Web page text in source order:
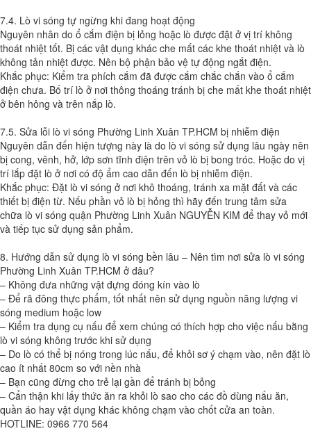
7.4. Lò vi sóng tự ngừng khi đang hoạt động
Nguyên nhân do ổ cắm điện bị lỏng hoặc lò được đặt ở vị trí không
thoát nhiệt tốt. Bị các vật dụng khác che mất các khe thoát nhiệt và lò
không tản nhiệt được. Nên bộ phận bảo vệ tự động ngắt điện.
Khắc phục: Kiểm tra phích cắm đã được cắm chắc chắn vào ổ cắm
điện chưa. Bố trí lò ở nơi thông thoáng tránh bị che mất khe thoát nhiệt
ở bên hông và trên nắp lò.
7.5. Sửa lỗi lò vi sóng Phường Linh Xuân TP.HCM bị nhiễm điện
Nguyên dẫn đến hiện tượng này là do lò vi sóng sử dụng lâu ngày nên
bị cong, vênh, hở, lớp sơn tĩnh điện trên vỏ lò bị bong tróc. Hoặc do vị
trí lắp đặt lò ở nơi có độ ẩm cao dẫn đến lò bị nhiễm điện.
Khắc phục: Đặt lò vi sóng ở nơi khô thoáng, tránh xa mặt đất và các
thiết bị điện từ. Nếu phần vỏ lò bị hỏng thì hãy đến trung tâm sửa
chữa lò vi sóng quận Phường Linh Xuân NGUYỄN KIM để thay vỏ mới
và tiếp tục sử dụng sản phẩm.
8. Hướng dẫn sử dụng lò vi sóng bền lâu – Nên tìm nơi sửa lò vi sóng
Phường Linh Xuân TP.HCM ở đâu?
– Không đưa những vật đựng đóng kín vào lò
– Để rã đông thực phẩm, tốt nhất nên sử dụng nguồn năng lượng vi
sóng medium hoặc low
– Kiểm tra dụng cụ nấu để xem chúng có thích hợp cho việc nấu bằng
lò vi sóng không trước khi sử dụng
– Do lò có thể bị nóng trong lúc nấu, để khỏi sơ ý chạm vào, nên đặt lò
cao ít nhất 80cm so với nền nhà
– Bạn cũng đừng cho trẻ lại gần để tránh bị bỏng
– Cẩn thận khi lấy thức ăn ra khỏi lò sao cho các đồ dùng nấu ăn,
quần áo hay vật dụng khác không chạm vào chốt cửa an toàn.
HOTLINE: 0966 770 564